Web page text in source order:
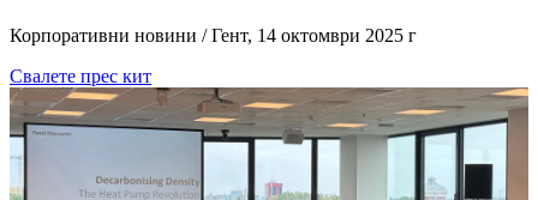
Корпоративни новини / Гент, 14 октомври 2025 г
Свалете прес кит